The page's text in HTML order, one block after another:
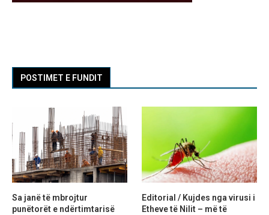
POSTIMET E FUNDIT
Sa janë të mbrojtur
punëtorët e ndërtimtarisë
Editorial / Kujdes nga virusi i
Etheve të Nilit – më të